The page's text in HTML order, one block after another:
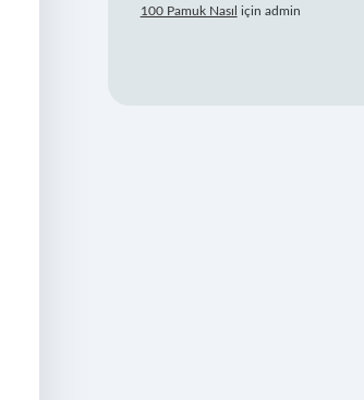
100 Pamuk Nasıl için admin